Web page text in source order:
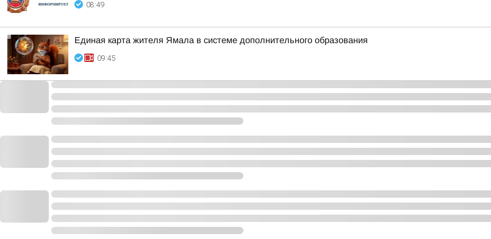
08:49
Единая карта жителя Ямала в системе дополнительного образования
09:45